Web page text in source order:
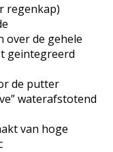
regenkap)
over de gehele
geintegreerd
de putter
waterafstotend
van hoge